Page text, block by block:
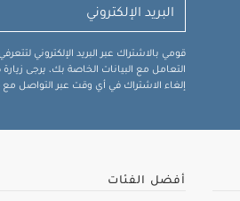
قومي بالاشتراك عبر البريد الإلكتروني
التعامل مع البيانات الخاصة بك، يرجى
إلغاء الاشتراك في أي وقت عبر التواصل مع
أفضل الفئات